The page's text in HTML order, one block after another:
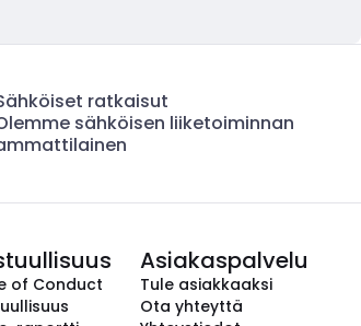
ratkaisut
sähköisen liiketoiminnan
of Conduct
Asiakaspalvelu
Tule asiakkaaksi
Ota yhteyttä